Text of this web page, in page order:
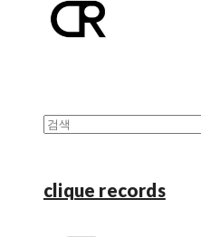
clique records